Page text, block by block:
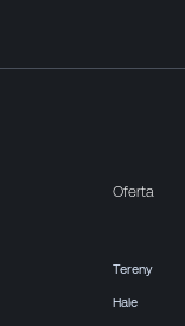
Oferta
Tereny
Hale